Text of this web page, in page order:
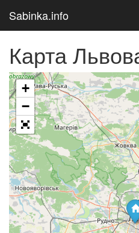
Sabinka.info
Карта
Загрузка карты
+
−